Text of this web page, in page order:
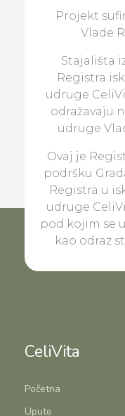
Projekt
Vlade
Stajališta
Registra
udruge
odražavaju
udruge
Ovaj je
podršku
Registra u
udruge
pod kojim se
kao odraz
CeliVita
Početna
Upute